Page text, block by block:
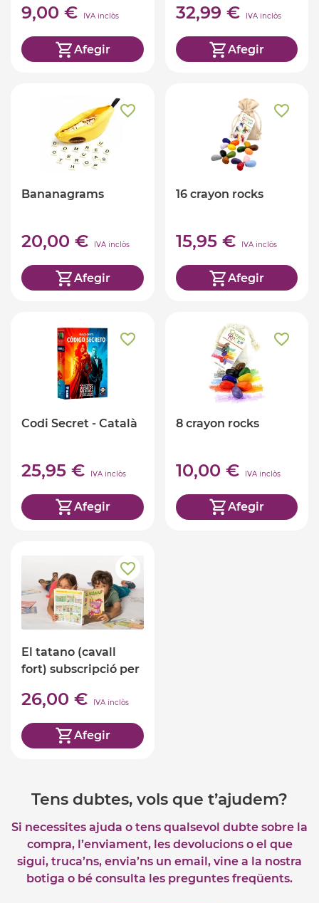
9,00 € IVA inclòs
Afegir
32,99 € IVA inclòs
Afegir
Bananagrams
20,00 € IVA inclòs
Afegir
16 crayon rocks
15,95 € IVA inclòs
Afegir
Codi Secret - Català
25,95 € IVA inclòs
Afegir
8 crayon rocks
10,00 € IVA inclòs
Afegir
El tatano (cavall
fort) subscripció per
26,00 € IVA inclòs
Afegir
Tens dubtes, vols que t’ajudem?
Si necessites ajuda o tens qualsevol dubte sobre la
compra, l’enviament, les devolucions o el que
sigui, truca’ns, envia’ns un email, vine a la nostra
botiga o bé consulta les preguntes freqüents.